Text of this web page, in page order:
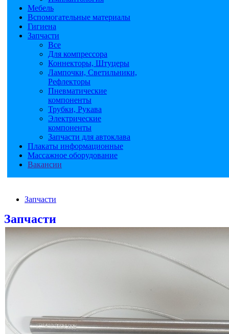
Мебель
Вспомогательные материалы
Гигиена
Запчасти
Все
Для компрессора
Коннекторы, Штуцеры
Лампочки, Светильники,
Рефлекторы
Пневматические
компоненты
Трубки, Рукава
Электрические
компоненты
Запчасти для автоклава
Плакаты информационные
Массажное оборудование
Вакансии
Запчасти
Запчасти